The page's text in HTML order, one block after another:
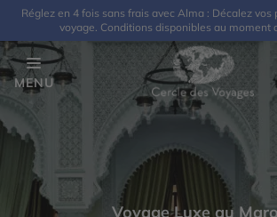
Réglez en 4 fois sans frais avec Alma : Décalez vos
voyage. Conditions disponibles au moment
MENU
Voyage Luxe au